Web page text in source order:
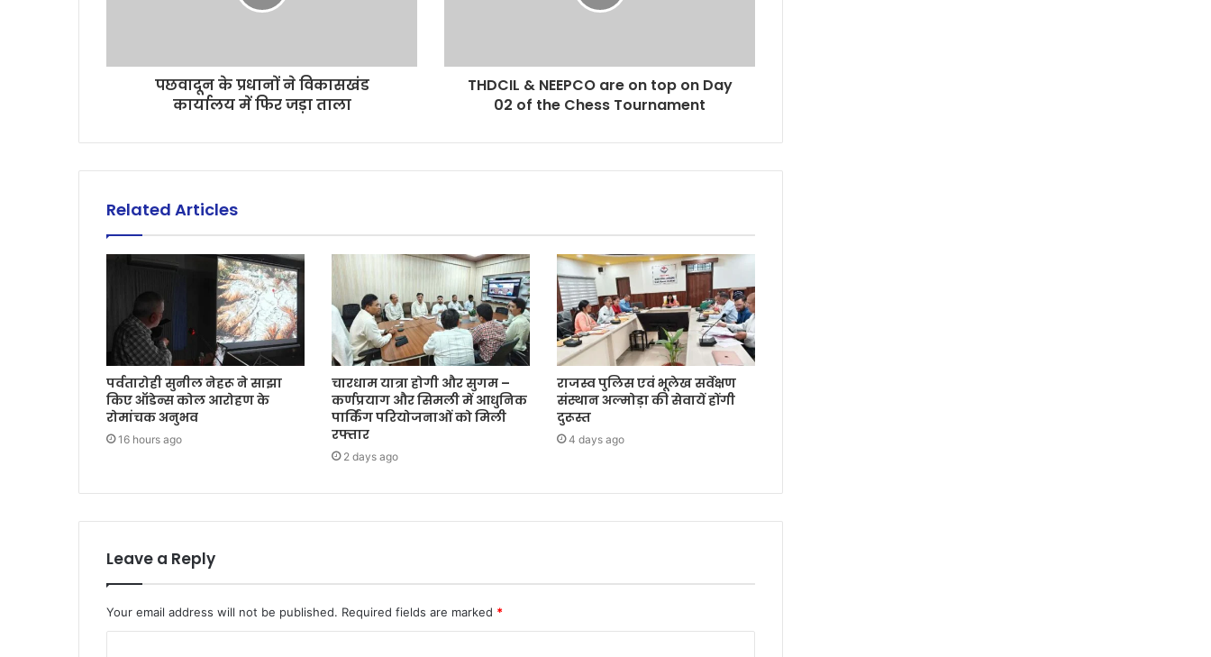
पछवादून के प्रधानों ने विकासखंड
कार्यालय में फिर जड़ा ताला
THDCIL & NEEPCO are on top on Day
02 of the Chess Tournament
Related Articles
पर्वतारोही सुनील नेहरू ने साझा
किए ऑडेन्स कोल आरोहण के
रोमांचक अनुभव
16 hours ago
चारधाम यात्रा होगी और सुगम –
कर्णप्रयाग और सिमली में आधुनिक
पार्किंग परियोजनाओं को मिली
रफ्तार
2 days ago
राजस्व पुलिस एवं भूलेख सर्वेक्षण
संस्थान अल्मोड़ा की सेवायें होंगी
दुरूस्त
4 days ago
Leave a Reply
Your email address will not be published. Required fields are marked *